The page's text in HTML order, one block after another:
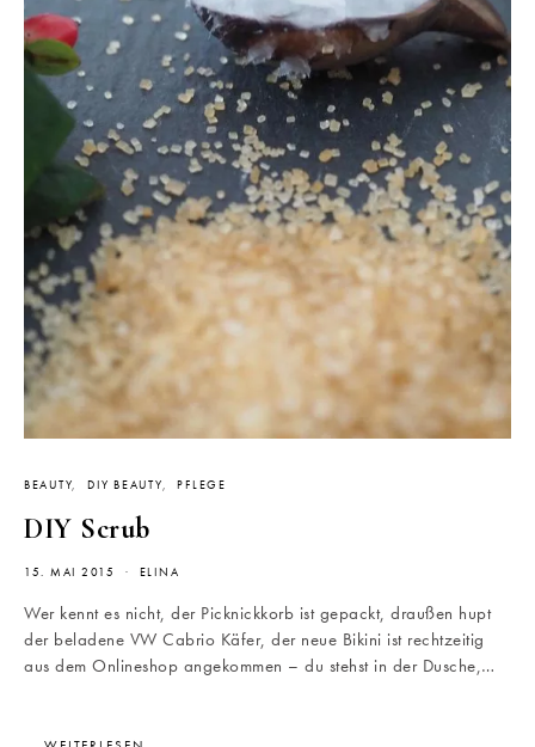
BEAUTY DIY BEAUTY PFLEGE
DIY Scrub
15. MAI 2015 ELINA
Wer kennt es nicht, der Picknickkorb ist gepackt, draußen hupt
der beladene VW Cabrio Käfer, der neue Bikini ist rechtzeitig
aus dem Onlineshop angekommen – du stehst in der Dusche,…